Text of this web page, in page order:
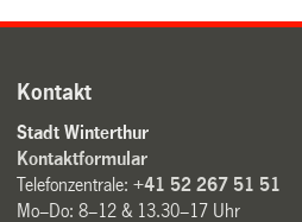
Kontakt
Stadt Winterthur
Kontaktformular
Telefonzentrale:+41 52 267 51 51
Mo–Do: 8–12 & 13.30–17 Uhr